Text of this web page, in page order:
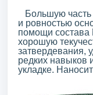
Большую часть
и ровностью
помощи состава
хорошую
затвердевания,
редких навыков
укладке.